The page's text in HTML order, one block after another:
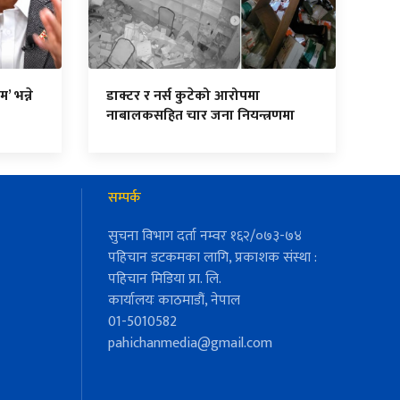
भन्ने
डाक्टर र नर्स कुटेको आरोपमा
नाबालकसहित चार जना नियन्त्रणमा
सम्पर्क
सुचना विभाग दर्ता नम्वर १६२/०७३-७४
पहिचान डटकमका लागि, प्रकाशक संस्था :
पहिचान मिडिया प्रा. लि.
कार्यालयः काठमाडौं, नेपाल
01-5010582
pahichanmedia@gmail.com